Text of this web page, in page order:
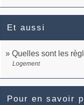
Et aussi
Quelles sont les
Logement
Pour en savoir